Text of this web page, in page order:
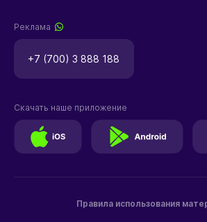
Реклама
+7 (700) 3 888 188
Правила использования
Скачать наше приложение